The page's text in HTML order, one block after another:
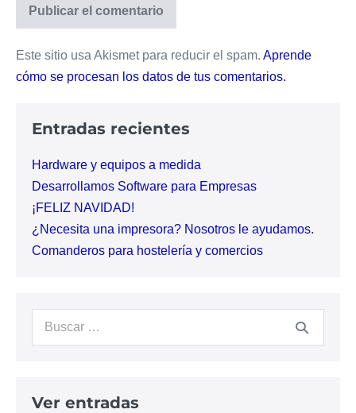
Este sitio usa Akismet para reducir el spam. Aprende
cómo se procesan los datos de tus comentarios.
Entradas recientes
Hardware y equipos a medida
Desarrollamos Software para Empresas
¡FELIZ NAVIDAD!
¿Necesita una impresora? Nosotros le ayudamos.
Comanderos para hostelería y comercios
Buscar:
Ver entradas